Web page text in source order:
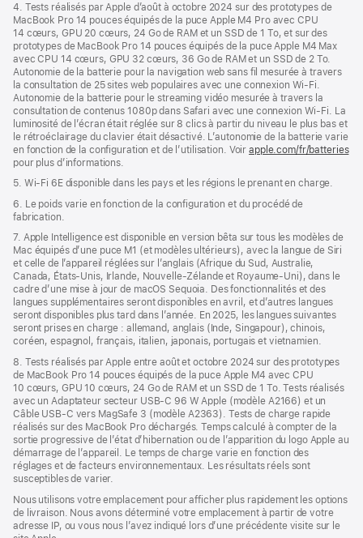
4. Tests réalisés par Apple d’août à octobre 2024 sur des prototypes de
MacBook Pro 14 pouces équipés de la puce Apple M4 Pro avec CPU
14 cœurs, GPU 20 cœurs, 24 Go de RAM et un SSD de 1 To, et sur des
prototypes de MacBook Pro 14 pouces équipés de la puce Apple M4 Max
avec CPU 14 cœurs, GPU 32 cœurs, 36 Go de RAM et un SSD de 2 To.
Autonomie de la batterie pour la navigation web sans fil mesurée à travers
la consultation de 25 sites web populaires avec une connexion Wi-Fi.
Autonomie de la batterie pour le streaming vidéo mesurée à travers la
consultation de contenus 1080p dans Safari avec une connexion Wi-Fi. La
luminosité de l’écran était réglée sur 8 clics à partir du niveau le plus bas et
le rétroéclairage du clavier était désactivé. L’autonomie de la batterie varie
en fonction de la configuration et de l’utilisation. Voirapple.com/fr/batteries
pour plus d’informations.
5. Wi-Fi 6E disponible dans les pays et les régions le prenant en charge.
6. Le poids varie en fonction de la configuration et du procédé de
fabrication.
7. Apple Intelligence est disponible en version bêta sur tous les modèles de
Mac équipés d’une puce M1 (et modèles ultérieurs), avec la langue de Siri
et celle de l’appareil réglées sur l’anglais (Afrique du Sud, Australie,
Canada, États-Unis, Irlande, Nouvelle-Zélande et Royaume-Uni), dans le
cadre d’une mise à jour de macOS Sequoia. Des fonctionnalités et des
langues supplémentaires seront disponibles en avril, et d’autres langues
seront disponibles plus tard dans l’année. En 2025, les langues suivantes
seront prises en charge : allemand, anglais (Inde, Singapour), chinois,
coréen, espagnol, français, italien, japonais, portugais et vietnamien.
8. Tests réalisés par Apple entre août et octobre 2024 sur des prototypes
de MacBook Pro 14 pouces équipés de la puce Apple M4 avec CPU
10 cœurs, GPU 10 cœurs, 24 Go de RAM et un SSD de 1 To. Tests réalisés
avec un Adaptateur secteur USB-C 96 W Apple (modèle A2166) et un
Câble USB-C vers MagSafe 3 (modèle A2363). Tests de charge rapide
réalisés sur des MacBook Pro déchargés. Temps calculé à compter de la
sortie progressive de l’état d’hibernation ou de l’apparition du logo Apple au
démarrage de l’appareil. Le temps de charge varie en fonction des
réglages et de facteurs environnementaux. Les résultats réels sont
susceptibles de varier.
Nous utilisons votre emplacement pour afficher plus rapidement les options
de livraison. Nous avons déterminé votre emplacement à partir de votre
adresse IP, ou vous nous l’avez indiqué lors d’une précédente visite sur le